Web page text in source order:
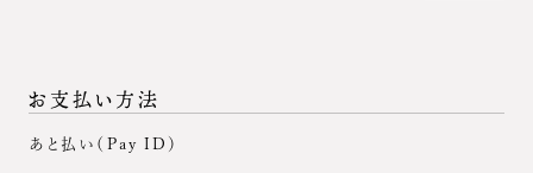
お支払い方法
あと払い（Pay ID）